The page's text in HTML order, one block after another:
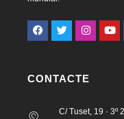
CONTACTE
C/ Tuset, 19 · 3º